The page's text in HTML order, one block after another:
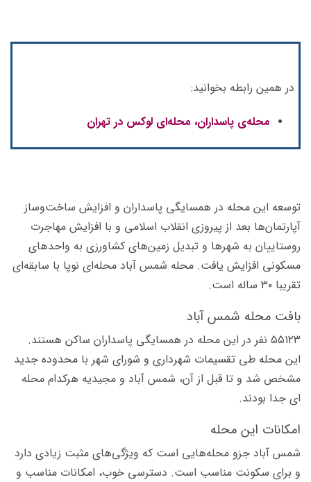
در همین رابطه بخوانید:
محله‌ی پاسداران، محله‌ای لوکس در تهران
توسعه این محله در همسایگی پاسداران و افزایش ساخت‌وساز
آپارتمان‌ها بعد از پیروزی انقلاب اسلامی و با افزایش مهاجرت
روستاییان به شهرها و تبدیل زمین‌های کشاورزی به واحدهای
مسکونی افزایش یافت. محله شمس آباد محله‌ای نوپا با سابقه‌ای
تقریبا ۳۰ ساله است.
بافت محله شمس آباد
۵۵۱۲۳ نفر در این محله در همسایگی پاسداران ساکن هستند.
اين محله طی تقسیمات شهرداری و شورای شهر با محدوده جدید
مشخص شد و تا قبل از آن، شمس آباد و مجیدیه هرکدام محله
ای جدا بودند.
امکانات این محله
شمس آباد جزو محله‌هایی است که ویژگی‌های مثبت زیادی دارد
و برای سکونت مناسب است. دسترسی خوب، امکانات مناسب و